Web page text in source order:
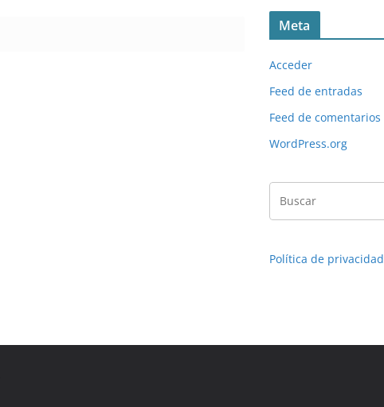
Meta
Acceder
Feed de entradas
Feed de comentarios
WordPress.org
Política de privacidad